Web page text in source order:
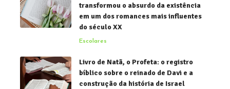
transformou o absurdo da existência
em um dos romances mais influentes
do século XX
Escolares
Livro de Natã, o Profeta: o registro
bíblico sobre o reinado de Davi e a
construção da história de Israel